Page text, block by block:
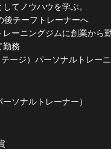
てノウハウを学ぶ。
チーフトレーナーへ
ーニングジムに創業から勤
勤務
ージ）パーソナルトレー
ソナルトレーナー）